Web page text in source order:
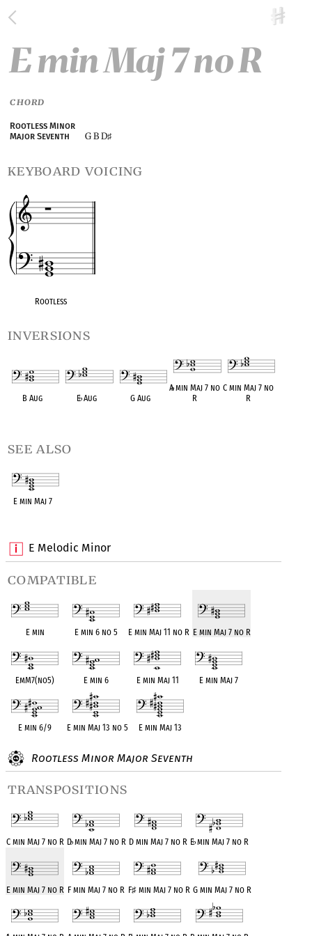
E Melodic Minor
compatible
E min E min 6 no 5 E min Maj 11 no R E min Maj 7 no R
EmM7(no5) E min 6 E min Maj 11 E min Maj 7
E min 6/9 E min Maj 13 no 5 E min Maj 13
Rootless Minor Major Seventh
transpositions
C min Maj 7 no R D♭min Maj 7 no R D min Maj 7 no R E♭min Maj 7 no R
E min Maj 7 no R F min Maj 7 no R F♯ min Maj 7 no R G min Maj 7 no R
E min Maj 7 no R
CHORD
Rootless Minor
Major Seventh
G B D♯
keyboard voicing
Rootless
inversions
B Aug E♭Aug G Aug
A♭min Maj 7 no
R
C min Maj 7 no
R
see also
E min Maj 7